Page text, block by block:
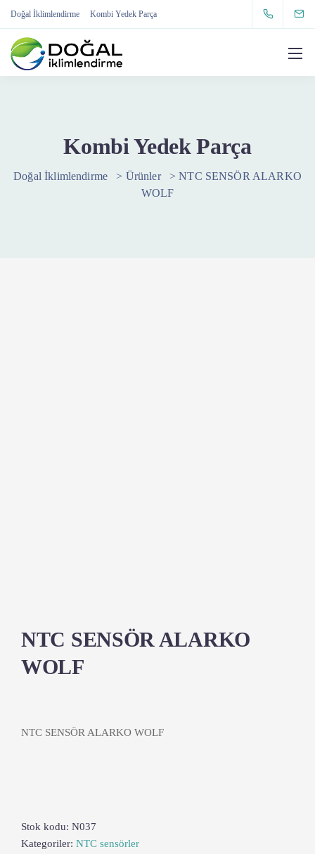
Doğal İklimlendirme Kombi Yedek Parça
Kombi Yedek Parça
Doğal İklimlendirme > Ürünler >NTC SENSÖR ALARKO
WOLF
NTC SENSÖR ALARKO
WOLF
NTC SENSÖR ALARKO WOLF
Stok kodu: N037
Kategoriler: NTC sensörler